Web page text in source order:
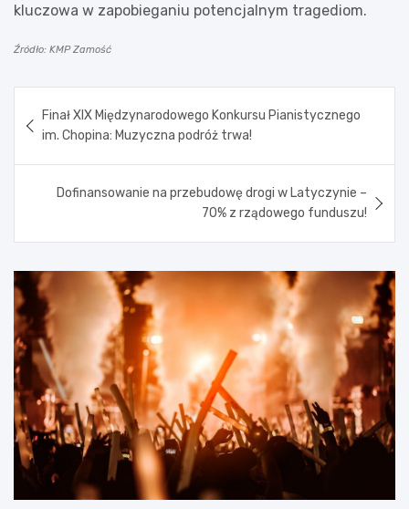
kluczowa w zapobieganiu potencjalnym tragediom.
Źródło: KMP Zamość
wpisu
Finał XIX Międzynarodowego Konkursu Pianistycznego
im. Chopina: Muzyczna podróż trwa!
Dofinansowanie na przebudowę drogi w Latyczynie –
70% z rządowego funduszu!